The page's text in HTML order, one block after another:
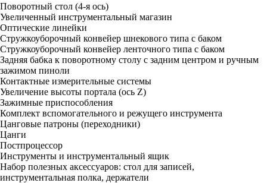
Поворотный стол (4-я ось)
Увеличенный инструментальный магазин
Оптические линейки
Стружкоуборочный конвейер шнекового типа с баком
Стружкоуборочный конвейер ленточного типа с баком
Задняя бабка к поворотному столу с задним центром и ручным
зажимом пиноли
Контактные измерительные системы
Увеличение высоты портала (ось Z)
Зажимные приспособления
Комплект вспомогательного и режущего инструмента
Цанговые патроны (переходники)
Цанги
Постпроцессор
Инструменты и инструментальный ящик
Набор полезных аксессуаров: стол для записей,
инструментальная полка, держатели